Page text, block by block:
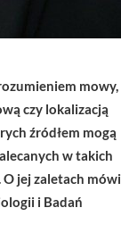
mowy,
czy lokalizacją
źródłem mogą
w takich
jej zaletach mówi
i Badań